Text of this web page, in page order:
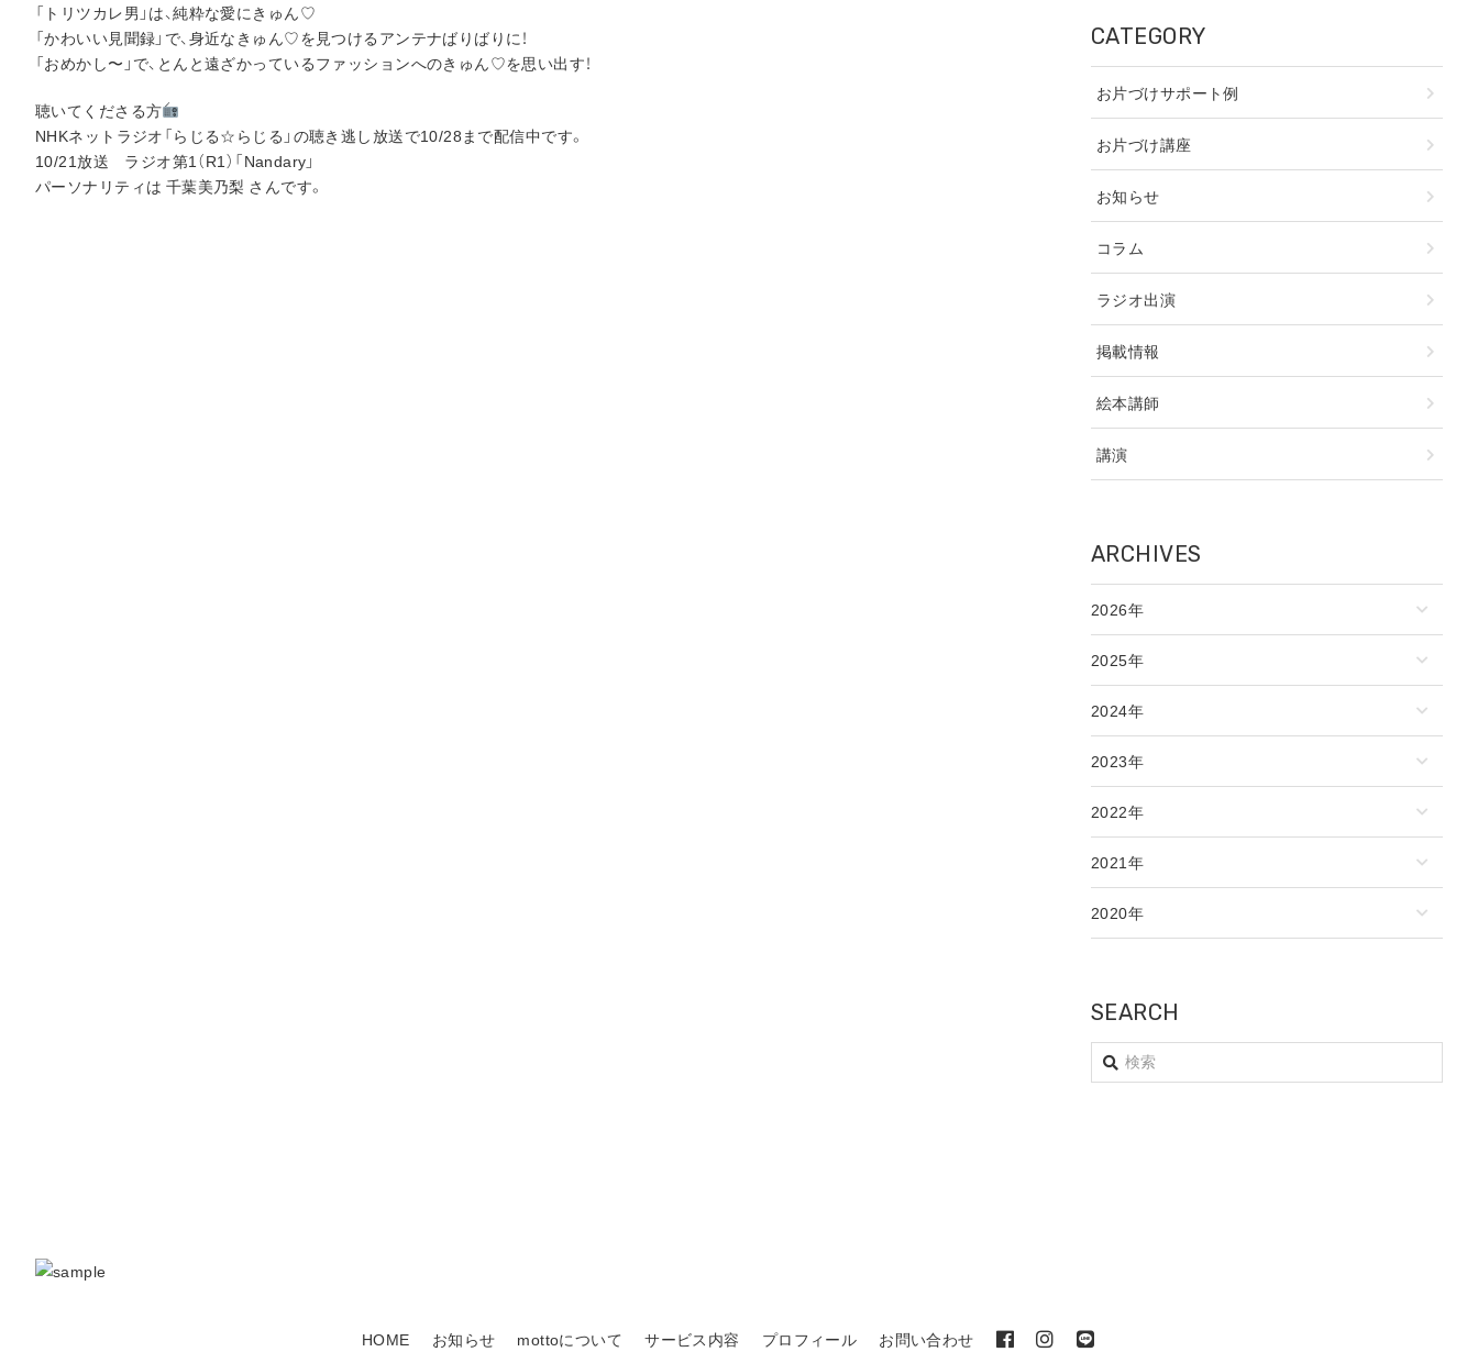
「トリツカレ男」は、純粋な愛にきゅん♡
「かわいい見聞録」で、身近なきゅん♡を見つけるアンテナばりばりに！
「おめかし〜」で、とんと遠ざかっているファッションへのきゅん♡を思い出す！
聴いてくださる方
NHKネットラジオ「らじる☆らじる」の聴き逃し放送で10/28まで配信中です。
10/21放送 ラジオ第1（R1）「Nandary」
パーソナリティは 千葉美乃梨 さんです。
CATEGORY
お片づけサポート例
お片づけ講座
お知らせ
コラム
ラジオ出演
掲載情報
絵本講師
講演
ARCHIVES
2026年
2025年
2024年
2023年
2022年
2021年
2020年
SEARCH
HOME お知らせ mottoについて サービス内容 プロフィール お問い合わせ